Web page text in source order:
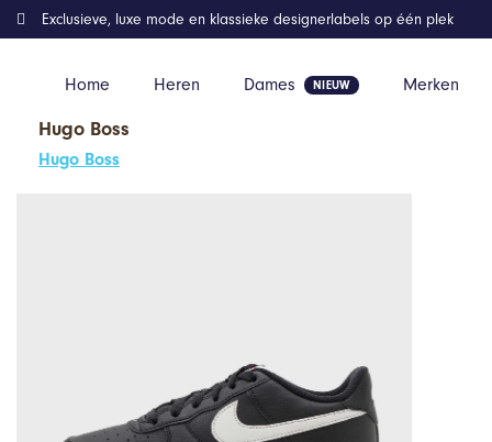
Home Heren Dames Merken
Exclusieve, luxe mode en klassieke designerlabels op één plek
Hugo Boss
Hugo Boss
Home Kleding